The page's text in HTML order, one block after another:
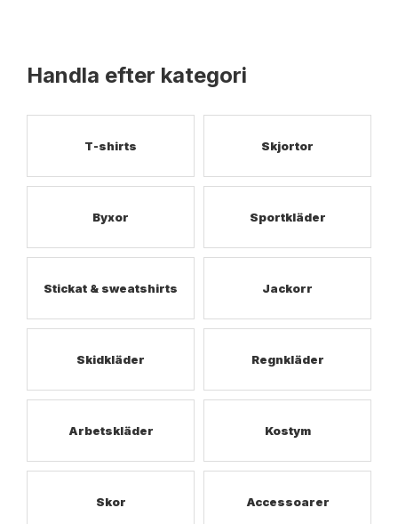
Handla efter kategori
T-shirts Skjortor
Byxor Sportkläder
Stickat & sweatshirts Jackorr
Skidkläder Regnkläder
Arbetskläder Kostym
Skor Accessoarer